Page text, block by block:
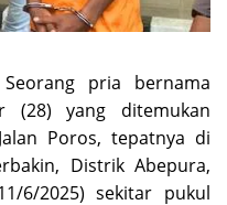
pria bernama
(28) yang ditemukan
Poros, tepatnya di
Distrik Abepura,
6/2025) sekitar pukul